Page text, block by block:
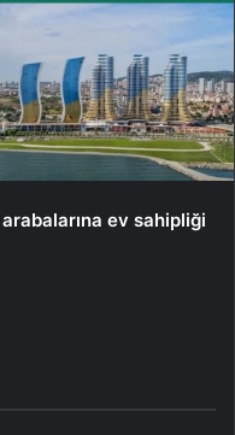
ev sahipliği